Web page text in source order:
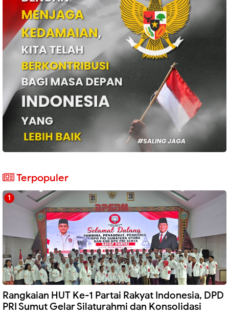
Terpopuler
Rangkaian HUT Ke-1 Partai Rakyat Indonesia, DPD
PRI Sumut Gelar Silaturahmi dan Konsolidasi